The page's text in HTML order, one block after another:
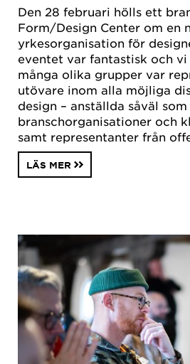
Den 28 februari hölls ett
Form/Design Center om en
yrkesorganisation för
eventet var fantastisk och
många olika grupper var
utövare inom alla möjliga
design – anställda såväl
branschorganisationer och
samt representanter från
LÄS MER